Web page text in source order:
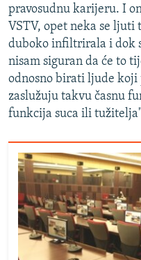
pravosudnu karijeru. I
VSTV, opet neka se
duboko infiltrirala i dok
nisam siguran da će to
odnosno birati ljude koji
zaslužuju takvu časnu
funkcija suca ili